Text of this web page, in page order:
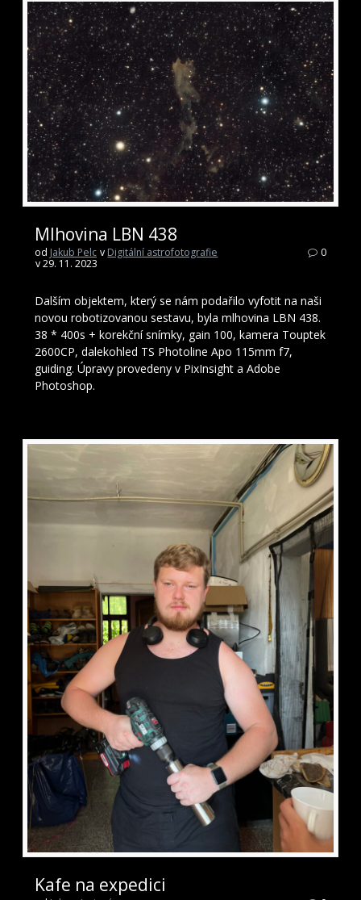
Mlhovina LBN 438
od Jakub Pelc v Digitální astrofotografie
v 29. 11. 2023
0
Dalším objektem, který se nám podařilo vyfotit na naši
novou robotizovanou sestavu, byla mlhovina LBN 438.
38 * 400s + korekční snímky, gain 100, kamera Touptek
2600CP, dalekohled TS Photoline Apo 115mm f7,
guiding. Úpravy provedeny v PixInsight a Adobe
Photoshop.
Kafe na expedici